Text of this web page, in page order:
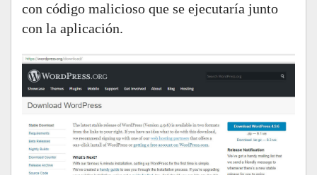
con código malicioso que se ejecutaría junto
con la aplicación.